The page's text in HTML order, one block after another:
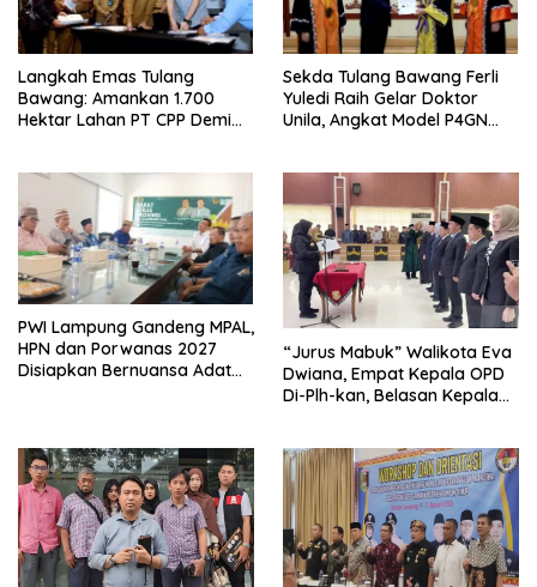
Langkah Emas Tulang
Bawang: Amankan 1.700
Hektar Lahan PT CPP Demi
Sekda Tulang Bawang Ferli
Yuledi Raih Gelar Doktor
Unila, Angkat Model P4GN
PWI Lampung Gandeng MPAL,
HPN dan Porwanas 2027
Disiapkan Bernuansa Adat
“Jurus Mabuk” Walikota Eva
Dwiana, Empat Kepala OPD
Di-Plh-kan, Belasan Kepala